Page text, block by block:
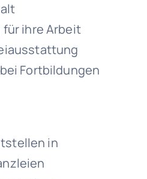
ihre Arbeit
Fortbildungen
in